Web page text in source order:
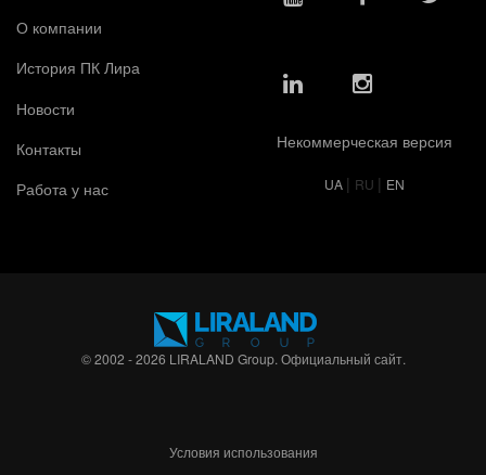
О компании
История ПК Лира
Новости
Контакты
Работа у нас
Некоммерческая версия
UA | RU | EN
© 2002 - 2026 LIRALAND Group. Официальный сайт.
Условия использования